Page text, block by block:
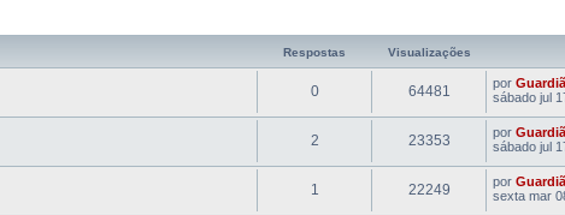
Respostas Visualizações
0 64481 por
sábado jul
2 23353 por
sábado jul
1 22249 por
sexta mar